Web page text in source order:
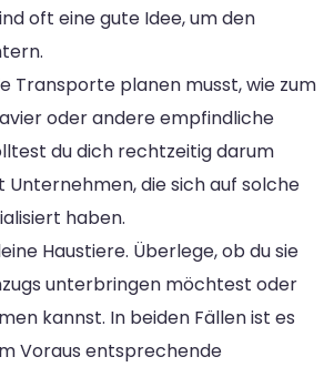
oft eine gute Idee, um den
Transporte planen musst, wie zum
oder andere empfindliche
du dich rechtzeitig darum
Unternehmen, die sich auf solche
haben.
Haustiere. Überlege, ob du sie
unterbringen möchtest oder
kannst. In beiden Fällen ist es
Voraus entsprechende